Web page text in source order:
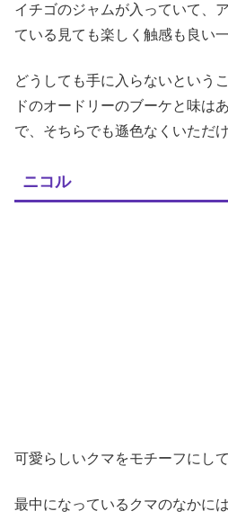
イチゴのジャムが入っていて、
ている見ても楽しく触感も良い
どうしても手に入らないという
ドのオードリーのブーケと味は
で、そちらでも遜色なくいただけ
ニコル
可愛らしいクマをモチーフにし
最中になっているクマのなかに